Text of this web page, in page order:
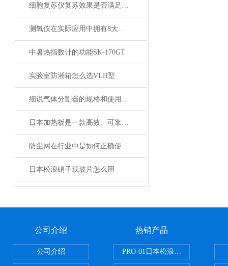
细胞复苏仪复苏效果是否满足您的实际要求？
测氧仪在实际应用中拥有8大特点
中暑热指数计的功能SK-170GT
实验室防潮箱怎么选VLH型
细说气体分割器的规格和使用特长
日本加热板是一款高效、可靠的加热设备
防尘网在行业中是如何正确使用的？
日本松浪硝子载玻片怎么用
公司介绍
公司介绍
热销产品
PRO-01日本松浪硝子玻璃制品载